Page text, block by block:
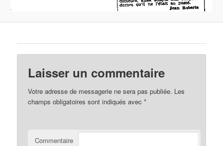
Laisser un commentaire
Votre adresse de messagerie ne sera pas publiée. Les
champs obligatoires sont indiqués avec*
Commentaire